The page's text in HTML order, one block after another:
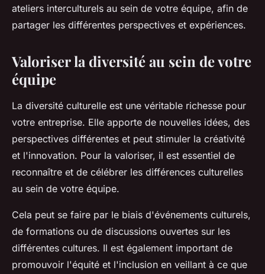
ateliers interculturels au sein de votre équipe, afin de
partager les différentes perspectives et expériences.
Valoriser la diversité au sein de votre
équipe
La diversité culturelle est une véritable richesse pour
votre entreprise. Elle apporte de nouvelles idées, des
perspectives différentes et peut stimuler la créativité
et l'innovation. Pour la valoriser, il est essentiel de
reconnaître et de célébrer les différences culturelles
au sein de votre équipe.
Cela peut se faire par le biais d'événements culturels,
de formations ou de discussions ouvertes sur les
différentes cultures. Il est également important de
promouvoir l'équité et l'inclusion en veillant à ce que